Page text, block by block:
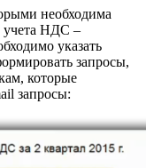
необходима
учета НДС –
указать
запросы,
которые
запросы: